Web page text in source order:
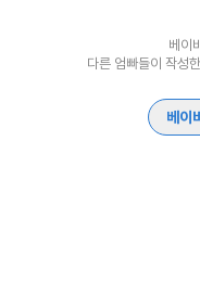
베이
다른 엄빠들이 작성
베이